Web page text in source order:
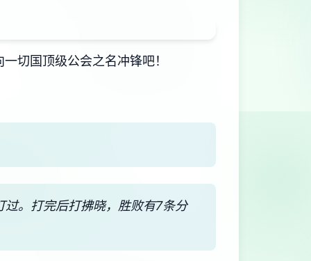
切国顶级公会之名冲锋吧！
。打完后打拂晓，胜败有7条分